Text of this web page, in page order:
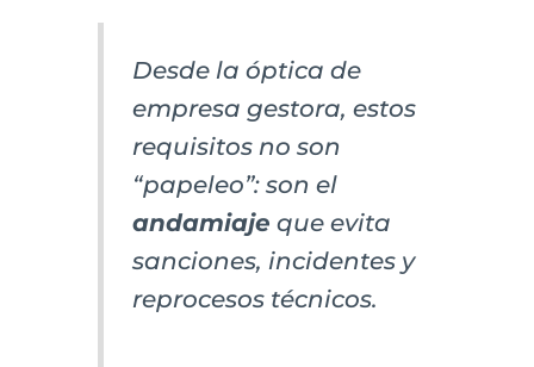
Desde la óptica de
empresa gestora, estos
requisitos no son
“papeleo”: son el
andamiaje que evita
sanciones, incidentes y
reprocesos técnicos.